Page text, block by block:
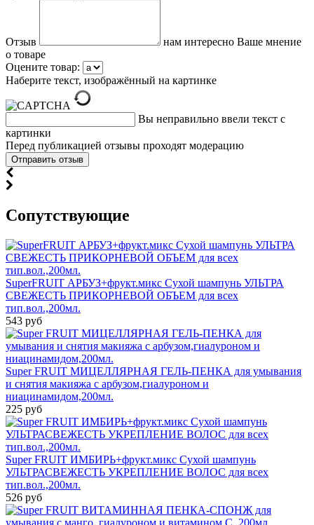
Отзыв
нам интересно Ваше мнение
о товаре
Оцените товар:
Наберите текст, изображённый на картинке
Вы неправильно ввели текст с
картинки
Перед публикацией отзывы проходят модерацию
Cопутствующие
SuperFRUIT АРБУЗ+фрукт.микс Сухой шампунь УЛЬТРА
СВЕЖЕСТЬ ПРИКОРНЕВОЙ ОБЪЕМ для всех
тип.вол.,200мл.
543 руб
Super FRUIT МИЦЕЛЛЯРНАЯ ГЕЛЬ-ПЕНКА для умывания
и снятия макияжа с арбузом,гиалуроном и
ниацинамидом,200мл.
225 руб
Super FRUIT ИМБИРЬ+фрукт.микс Сухой шампунь
УЛЬТРАСВЕЖЕСТЬ УКРЕПЛЕНИЕ ВОЛОС для всех
тип.вол.,200мл.
526 руб